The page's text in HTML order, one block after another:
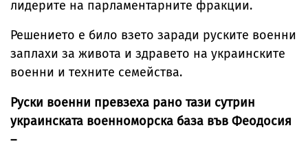
лидерите на парламентарните фракции.
Решението е било взето заради руските военни
заплахи за живота и здравето на украинските
военни и техните семейства.
Руски военни превзеха рано тази сутрин
украинската военноморска база във Феодосия
–